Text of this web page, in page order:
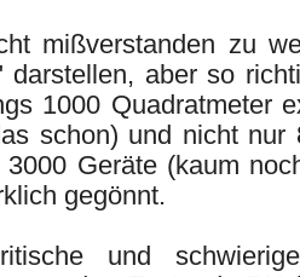
mißverstanden zu
darstellen, aber so
1000 Quadratmeter
schon) und nicht nur
3000 Geräte (kaum
gegönnt.
und